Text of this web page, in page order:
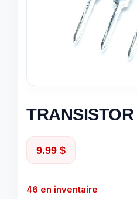
9.99 $
46 en inventaire